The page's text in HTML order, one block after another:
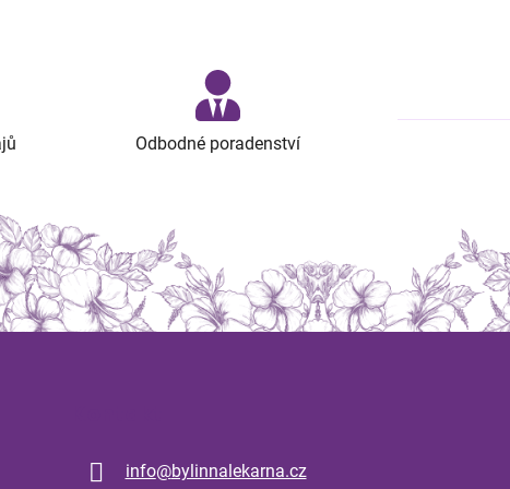
Odbodné poradenství
info@bylinnalekarna.cz